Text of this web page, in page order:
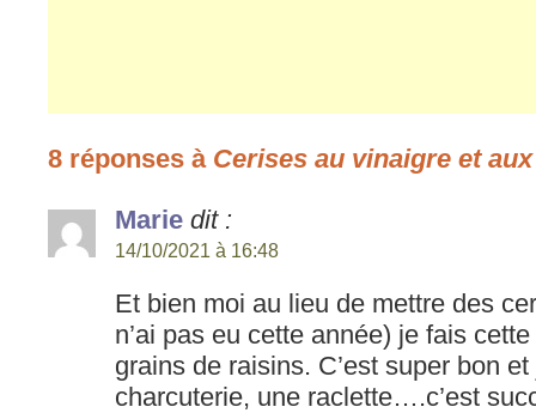
8 réponses à Cerises au vinaigre et
Marie dit :
14/10/2021 à 16:48
Et bien moi au lieu de mettre des
n’ai pas eu cette année) je fais
grains de raisins. C’est super bon
charcuterie, une raclette….c’est